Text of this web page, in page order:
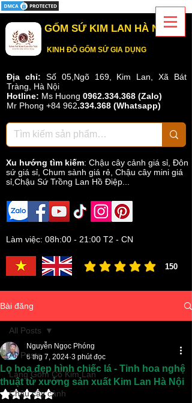
GỐM SỨ KIM LAN HÀ NỘI
KINH ĐÔ GỐM SỨ GIA DỤNG
Địa chỉ: Số 05,Ngõ 169, Kim Lan, Xã Bát
Tràng, Hà Nội
Hotline: Ms Huong 0962.334.368 (Zalo)
Mr Phong +84 962.334.368 (Whatsapp)
Xu hướng tìm kiếm: Chậu cây cảnh giá sỉ Đôn
sứ giá sỉ Chum sành giá rẻ Chậu cây mini giá
sỉ,Chậu Sứ Trồng Lan Hồ Điệp...
Làm việc: 08h:00 - 21:00 T2 - CN
150
đánh giá trung bình là 3 /5,
Bài đăng
All Posts
Làng Gốm Cổ Kim Lan
Chậu cây cảnh
All Posts
Lọ hoa đẹp hình chiếc lá - Tinh hoa nghệ
thuật từ xưởng sản xuất Kim Lan Hà Nội
Nguyễn Ngọc Phóng
6 thg 7, 2024 3 phút đọc
Đã xếp hạng NaN/5 sao.